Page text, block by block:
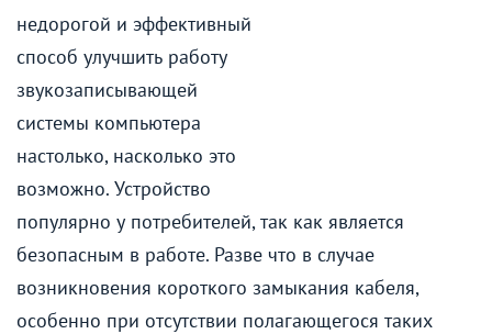
недорогой и эффективный
способ улучшить работу
звукозаписывающей
системы компьютера
настолько, насколько это
возможно. Устройство
популярно у потребителей, так как является
безопасным в работе. Разве что в случае
возникновения короткого замыкания кабеля,
особенно при отсутствии полагающегося таких